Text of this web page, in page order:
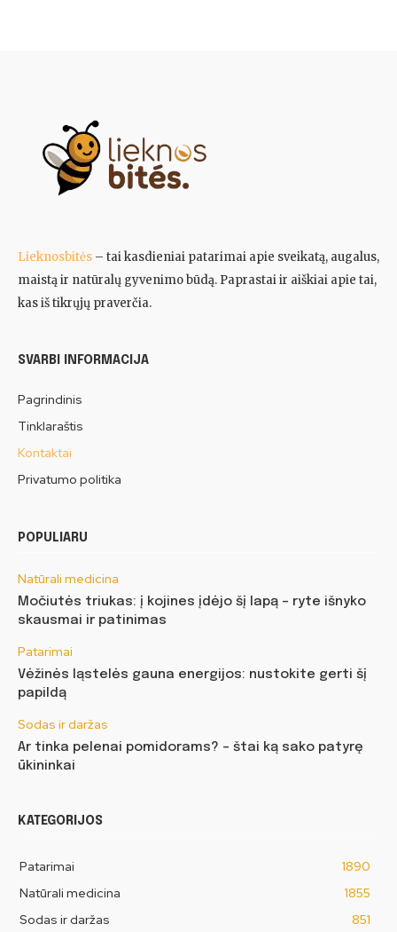
Lieknosbitės – tai kasdieniai patarimai apie sveikatą, augalus,
maistą ir natūralų gyvenimo būdą. Paprastai ir aiškiai apie tai,
kas iš tikrųjų praverčia.
SVARBI INFORMACIJA
Pagrindinis
Tinklaraštis
Kontaktai
Privatumo politika
POPULIARU
Natūrali medicina
Močiutės triukas: į kojines įdėjo šį lapą – ryte išnyko
skausmai ir patinimas
Patarimai
Vėžinės ląstelės gauna energijos: nustokite gerti šį
papildą
Sodas ir daržas
Ar tinka pelenai pomidorams? – štai ką sako patyrę
ūkininkai
KATEGORIJOS
Patarimai
1890
Natūrali medicina
1855
Sodas ir daržas
851